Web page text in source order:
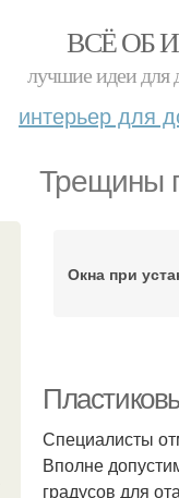
ВСЁ ОБ
лучшие идеи для
интерьер для
Трещины
Окна при
Специалисты
Вполне
градусов для